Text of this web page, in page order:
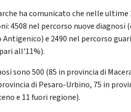
ha comunicato che nelle ultime
4508 nel percorso nuove diagnosi
e 2490 nel percorso
all'11%).
sono 500 (85 in provincia di
di Pesaro-Urbino, 75 in
e 11 fuori regione).